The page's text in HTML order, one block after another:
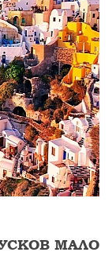
МАЛО